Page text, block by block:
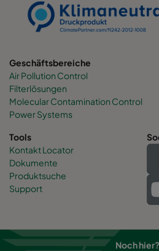
Geschäftsbereiche
Air Pollution Control
Filterlösungen
Molecular Contamination Control
Power Systems
Tools
Kontakt Locator
Dokumente
Produktsuche
Support
Noch hier?